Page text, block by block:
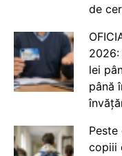
de
lei
până
Peste
copiii